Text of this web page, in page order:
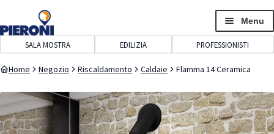
navigazione
contenuto
Menu
SALA MOSTRA EDILIZIA PROFESSIONISTI
Home Negozio Riscaldamento Caldaie Flamma 14 Ceramica